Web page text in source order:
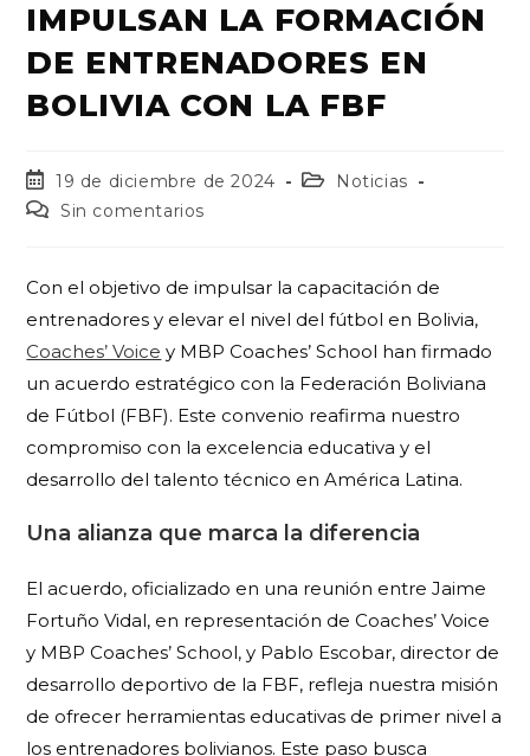
IMPULSAN LA FORMACIÓN
DE ENTRENADORES EN
BOLIVIA CON LA FBF
19 de diciembre de 2024
Noticias
Sin comentarios
Con el objetivo de impulsar la capacitación de
entrenadores y elevar el nivel del fútbol en Bolivia,
Coaches’ Voice y MBP Coaches’ School han firmado
un acuerdo estratégico con la Federación Boliviana
de Fútbol (FBF). Este convenio reafirma nuestro
compromiso con la excelencia educativa y el
desarrollo del talento técnico en América Latina.
Una alianza que marca la diferencia
El acuerdo, oficializado en una reunión entre Jaime
Fortuño Vidal, en representación de Coaches’ Voice
y MBP Coaches’ School, y Pablo Escobar, director de
desarrollo deportivo de la FBF, refleja nuestra misión
de ofrecer herramientas educativas de primer nivel a
los entrenadores bolivianos. Este paso busca